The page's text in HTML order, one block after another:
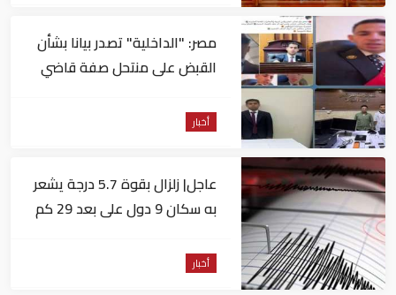
مصر: "الداخلية" تصدر بيانا بشأن
القبض على منتحل صفة قاضي
أخبار
عاجل| زلزال بقوة 5.7 درجة يشعر
به سكان 9 دول على بعد 29 كم
أخبار